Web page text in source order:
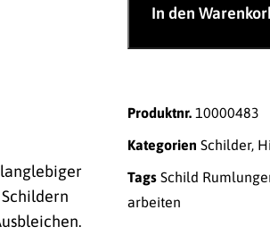
In den
Produktnr. 10000483
Kategorien Schilder,
Tags Schild
arbeiten